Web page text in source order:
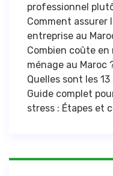
professionnel
Comment assurer
entreprise au
Combien coûte
ménage au Maroc
Quelles sont les
Guide complet
stress : Étapes et